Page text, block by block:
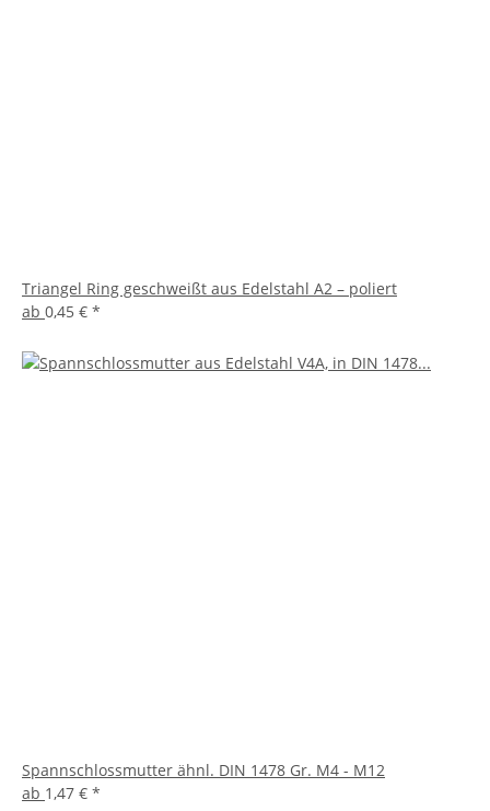
Triangel Ring geschweißt aus Edelstahl A2 – poliert
ab 0,45 € *
Spannschlossmutter ähnl. DIN 1478 Gr. M4 - M12
ab 1,47 € *